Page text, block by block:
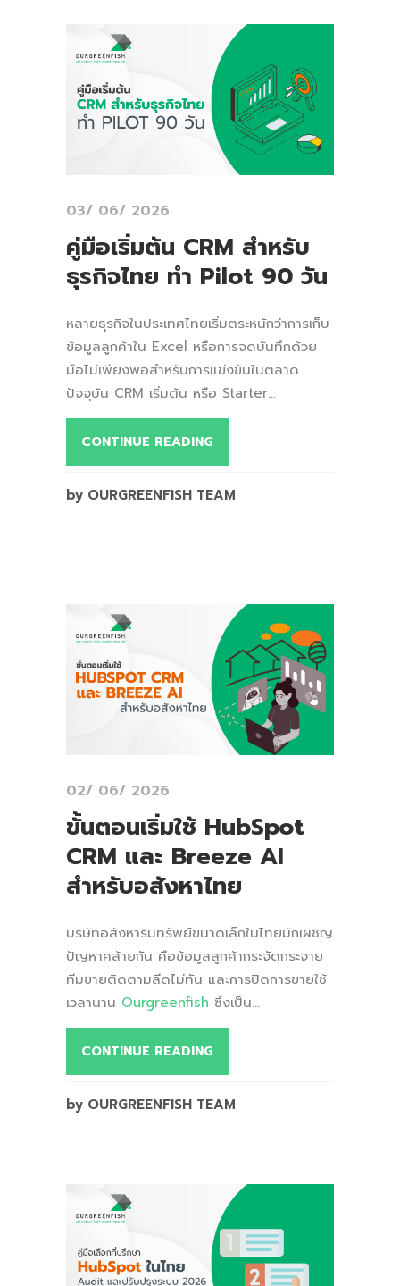
03/ 06/ 2026
คู่มือเริ่มต้น CRM สำหรับ
ธุรกิจไทย ทำ Pilot 90 วัน
หลายธุรกิจในประเทศไทยเริ่มตระหนักว่าการเก็บ
ข้อมูลลูกค้าใน Excel หรือการจดบันทึกด้วย
มือไม่เพียงพอสำหรับการแข่งขันในตลาด
ปัจจุบัน CRM เริ่มต้น หรือ Starter...
CONTINUE READING
by OURGREENFISH TEAM
02/ 06/ 2026
ขั้นตอนเริ่มใช้ HubSpot
CRM และ Breeze AI
สำหรับอสังหาไทย
บริษัทอสังหาริมทรัพย์ขนาดเล็กในไทยมักเผชิญ
ปัญหาคล้ายกัน คือข้อมูลลูกค้ากระจัดกระจาย
ทีมขายติดตามลีดไม่ทัน และการปิดการขายใช้
เวลานาน Ourgreenfish ซึ่งเป็น...
CONTINUE READING
by OURGREENFISH TEAM